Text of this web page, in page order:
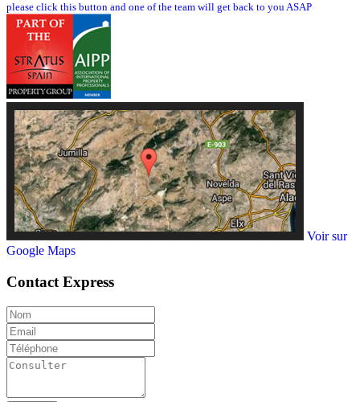
please click this button and one of the team will get back to you ASAP
Voir sur
Google Maps
ContactExpress